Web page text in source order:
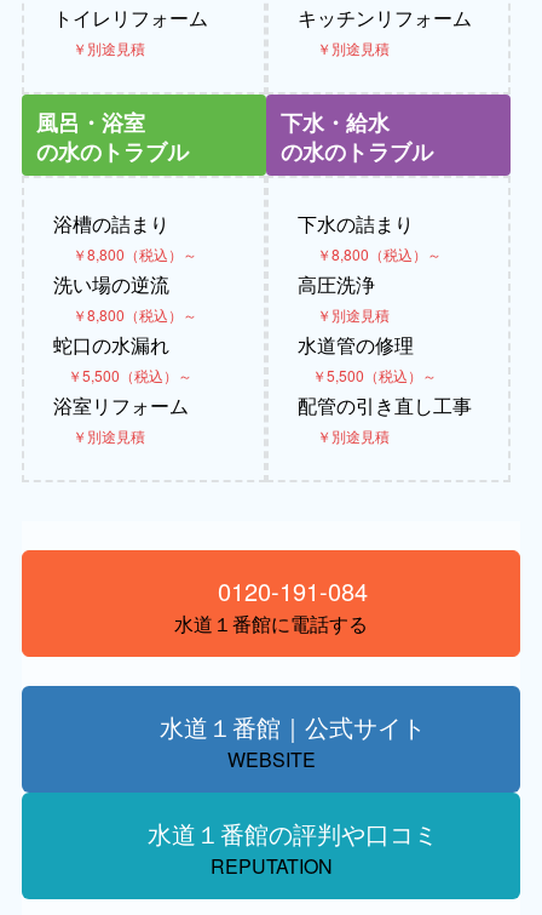
トイレリフォーム
￥別途見積
キッチンリフォーム
￥別途見積
風呂・浴室
の水のトラブル
浴槽の詰まり
￥8,800（税込）～
洗い場の逆流
￥8,800（税込）～
蛇口の水漏れ
￥5,500（税込）～
浴室リフォーム
￥別途見積
下水・給水
の水のトラブル
下水の詰まり
￥8,800（税込）～
高圧洗浄
￥別途見積
水道管の修理
￥5,500（税込）～
配管の引き直し工事
￥別途見積
0120-191-084
水道１番館に電話する
水道１番館｜公式サイト
WEBSITE
水道１番館の評判や口コミ
REPUTATION